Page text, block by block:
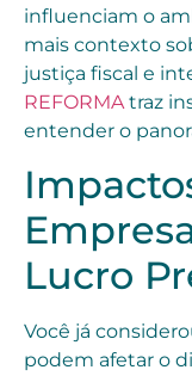
influenciam o
mais contexto
justiça fiscal e
REFORMAtraz
entender o
Lucro
Você já
podem afetar o